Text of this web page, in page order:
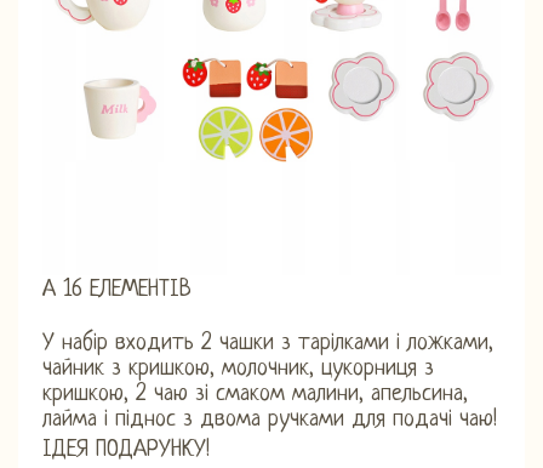
А 16 ЕЛЕМЕНТІВ
У набір входить 2 чашки з тарілками і ложками,
чайник з кришкою, молочник, цукорниця з
кришкою, 2 чаю зі смаком малини, апельсина,
лайма і піднос з двома ручками для подачі чаю!
ІДЕЯ ПОДАРУНКУ!